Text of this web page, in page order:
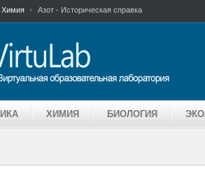
Химия Азот - Историческая справка
ХИМИЯ БИОЛОГИЯ